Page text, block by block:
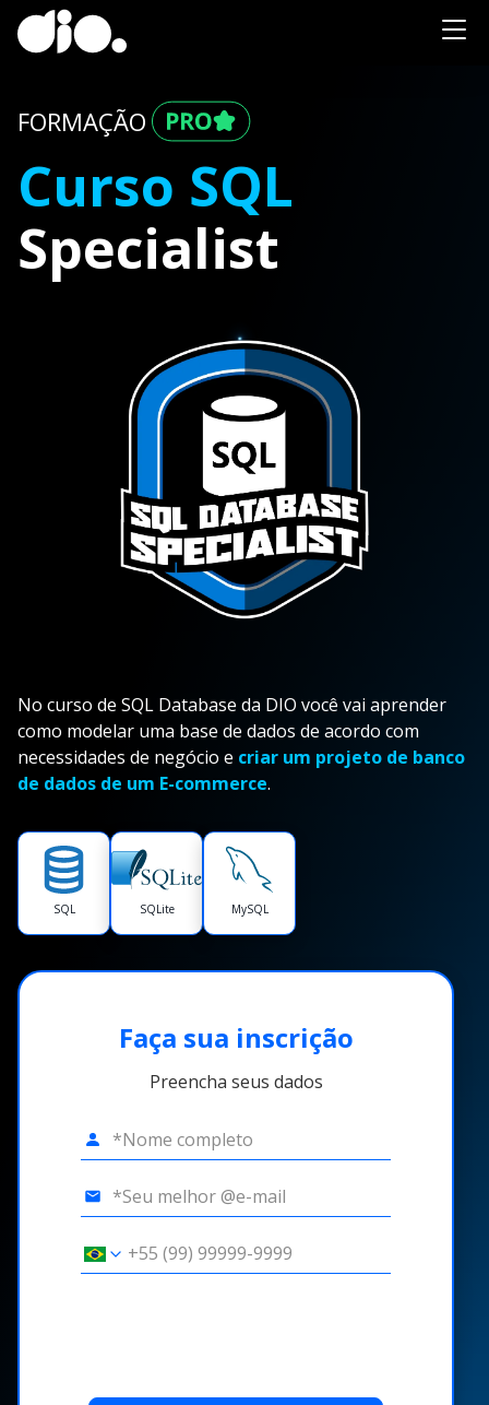
FORMAÇÃO
Curso SQL
Specialist
No curso de SQL Database da DIO você vai aprender
como modelar uma base de dados de acordo com
necessidades de negócio e criar um projeto de banco
de dados de um E-commerce.
SQL SQLite MySQL
Faça sua inscrição
Preencha seus dados